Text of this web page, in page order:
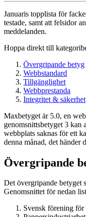
Januaris topplista för
testade, samt att felsidor
meddelanden.
Hoppa direkt till
Övergripande betyg
Webbstandard
Tillgänglighet
Webbprestanda
Integritet & säkerhet
Maxbetyget är 5.0, en
genomsnittsbetyget 3 kan
webbplats saknas för ett
denna månad, det händer
Övergripande
Det övergripande betyget
Genomsnittet för nedan
Svensk förening för